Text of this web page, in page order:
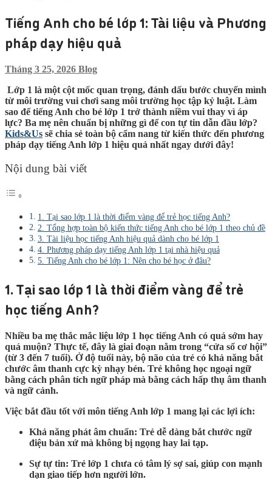
Tiếng Anh cho bé lớp 1: Tài liệu và Phương
pháp dạy hiệu quả
Tháng 3 25, 2026 Blog
Lớp 1 là một cột mốc quan trọng, đánh dấu bước chuyển mình
từ môi trường vui chơi sang môi trường học tập kỷ luật. Làm
sao đểtiếng Anh cho bé lớp 1 trở thành niềm vui thay vì áp
lực? Ba mẹ nên chuẩn bị những gì để con tự tin dẫn đầu lớp?
Kids&Us sẽ chia sẻ toàn bộ cẩm nang từ kiến thức đến phương
pháp dạy tiếng Anh lớp 1 hiệu quả nhất ngay dưới đây!
Nội dung bài viết
1. Tại sao lớp 1 là thời điểm vàng để trẻ học tiếng Anh?
2. Tổng hợp toàn bộ kiến thức tiếng Anh cho bé lớp 1 theo chủ đề
3. Tài liệu học tiếng Anh hiệu quả dành cho bé lớp 1
4. Phương pháp dạy tiếng Anh lớp 1 tại nhà hiệu quả
5. Tiếng Anh cho bé lớp 1: Nên cho bé học ở đâu?
1. Tại sao lớp 1 là thời điểm vàng để trẻ
học tiếng Anh?
Nhiều ba mẹ thắc mắc liệu lớp 1 học tiếng Anh có quá sớm hay
quá muộn? Thực tế, đây là giai đoạn nằm trong “cửa sổ cơ hội”
(từ 3 đến 7 tuổi). Ở độ tuổi này, bộ não của trẻ có khả năng bắt
chước âm thanh cực kỳ nhạy bén. Trẻ không học ngoại ngữ
bằng cách phân tích ngữ pháp mà bằng cách hấp thụ âm thanh
và ngữ cảnh.
Việc bắt đầu tốt với môn tiếng Anh lớp 1 mang lại các lợi ích:
Khả năng phát âm chuẩn: Trẻ dễ dàng bắt chước ngữ
điệu bản xứ mà không bị ngọng hay lai tạp.
Sự tự tin: Trẻ lớp 1 chưa có tâm lý sợ sai, giúp con mạnh
dạn giao tiếp hơn người lớn.